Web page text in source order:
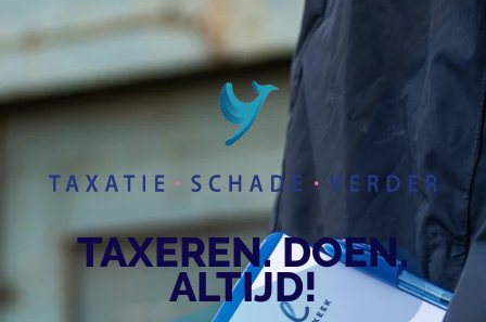
TAXEREN. DOEN.
ALTIJD!